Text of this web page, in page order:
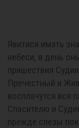
Явитися имать
небеси, в день
пришествия
Пречестный и
восплачутся вся
Спасителю и
прежде слезы